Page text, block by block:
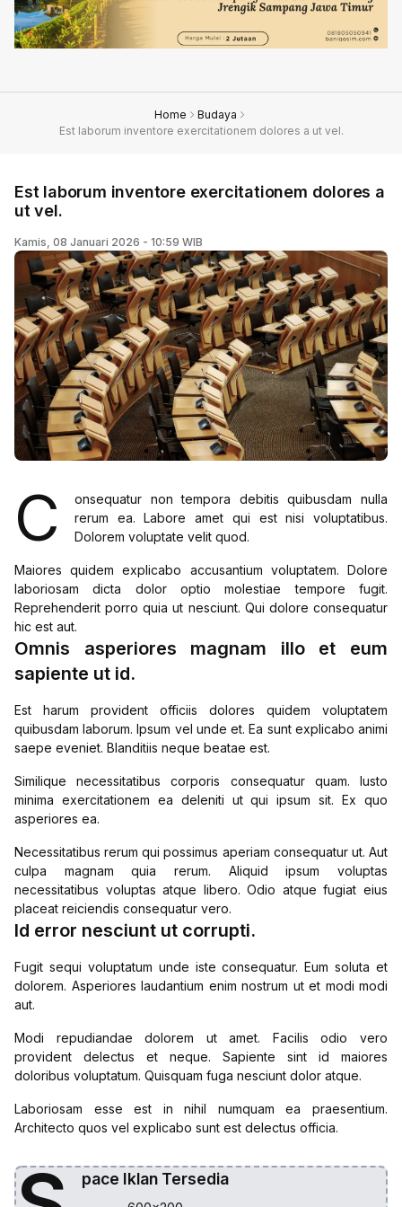
Home
Budaya
Est laborum inventore exercitationem dolores a ut vel.
Est laborum inventore exercitationem dolores a
ut vel.
Kamis, 08 Januari 2026 - 10:59 WIB
C
onsequatur non tempora debitis quibusdam nulla
rerum ea. Labore amet qui est nisi voluptatibus.
Dolorem voluptate velit quod.
Maiores quidem explicabo accusantium voluptatem. Dolore
laboriosam dicta dolor optio molestiae tempore fugit.
Reprehenderit porro quia ut nesciunt. Qui dolore consequatur
hic est aut.
Omnis asperiores magnam illo et eum
sapiente ut id.
Est harum provident officiis dolores quidem voluptatem
quibusdam laborum. Ipsum vel unde et. Ea sunt explicabo animi
saepe eveniet. Blanditiis neque beatae est.
Similique necessitatibus corporis consequatur quam. Iusto
minima exercitationem ea deleniti ut qui ipsum sit. Ex quo
asperiores ea.
Necessitatibus rerum qui possimus aperiam consequatur ut. Aut
culpa magnam quia rerum. Aliquid ipsum voluptas
necessitatibus voluptas atque libero. Odio atque fugiat eius
placeat reiciendis consequatur vero.
Id error nesciunt ut corrupti.
Fugit sequi voluptatum unde iste consequatur. Eum soluta et
dolorem. Asperiores laudantium enim nostrum ut et modi modi
aut.
Modi repudiandae dolorem ut amet. Facilis odio vero
provident delectus et neque. Sapiente sint id maiores
doloribus voluptatum. Quisquam fuga nesciunt dolor atque.
Laboriosam esse est in nihil numquam ea praesentium.
Architecto quos vel explicabo sunt est delectus officia.
pace Iklan Tersedia